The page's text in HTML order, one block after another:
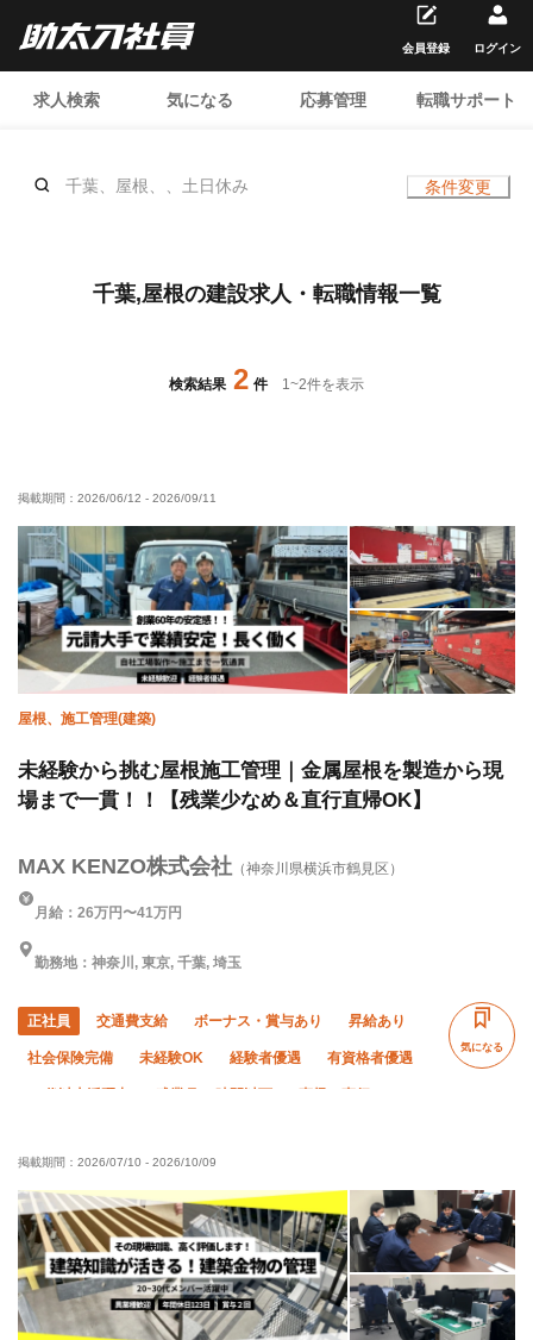
求人検索 気になる 応募管理 転職サポート
会員登録 ログイン
千葉、屋根、、土日休み 条件変更
千葉,屋根の建設求人・転職情報一覧
検索結果 2 件 1~2件を表示
掲載期間： 2026/06/12 - 2026/09/11
屋根、施工管理(建築)
未経験から挑む屋根施工管理｜金属屋根を製造から現
場まで一貫！！【残業少なめ＆直行直帰OK】
MAX KENZO株式会社 （神奈川県横浜市鶴見区）
月給：26万円〜41万円
勤務地：神奈川, 東京, 千葉, 埼玉
正社員 交通費支給 ボーナス・賞与あり 昇給あり
社会保険完備 未経験OK 経験者優遇 有資格者優遇
50代以上活躍中 残業月10時間以下 直帰・直行OK
気になる
掲載期間： 2026/07/10 - 2026/10/09